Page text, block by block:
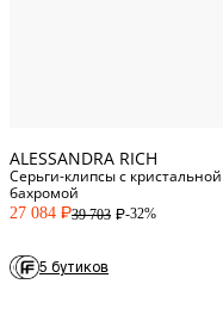
ALESSANDRA RICH
Серьги-клипсы с кристальной
бахромой
27 084 P39 703 P-32%
5 бутиков